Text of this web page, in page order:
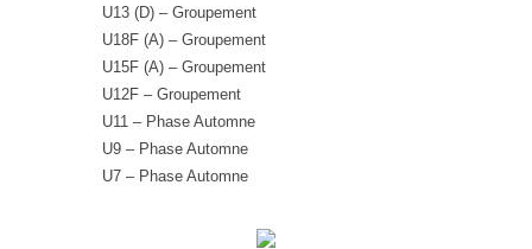
U13 (D) – Groupement
U18F (A) – Groupement
U15F (A) – Groupement
U12F – Groupement
U11 – Phase Automne
U9 – Phase Automne
U7 – Phase Automne